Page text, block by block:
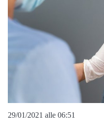
29/01/2021 alle 06:51